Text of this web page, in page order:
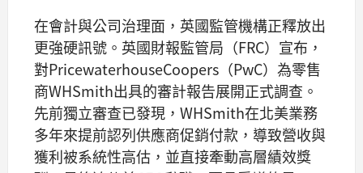
在會計與公司治理面，英國監管機構正釋放出
更強硬訊號。英國財報監管局（FRC）宣布，
對PricewaterhouseCoopers（PwC）為零售
商WHSmith出具的審計報告展開正式調查。
先前獨立審查已發現，WHSmith在北美業務
多年來提前認列供應商促銷付款，導致營收與
獲利被系統性高估，並直接牽動高層績效獎